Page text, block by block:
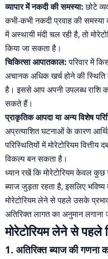
व्यापार में नकदी की समस्या:छोटे
कभी-कभी नकदी प्रवाह की समस्या
में अस्थायी मंदी चल रही है, तो
किया जा सकता है।
चिकित्सा आपातकाल:परिवार में
अचानक अधिक खर्च होने की स्थिति
है। इससे आप अपनी उपलब्ध राशि
सकते हैं।
प्राकृतिक आपदा या अन्य विशेष
अप्रत्याशित घटनाओं के कारण
परिस्थितियों में मोरेटोरियम
विकल्प बन सकता है।
ध्यान रखें कि मोरेटोरियम केवल कुछ
ब्याज जुड़ता रहता है, इसलिए
मोरेटोरियम लेने से पहले उसके
अतिरिक्त लागत का अनुमान लगाना
मोरेटोरियम लेने से पहले
1. अतिरिक्त ब्याज की गणना